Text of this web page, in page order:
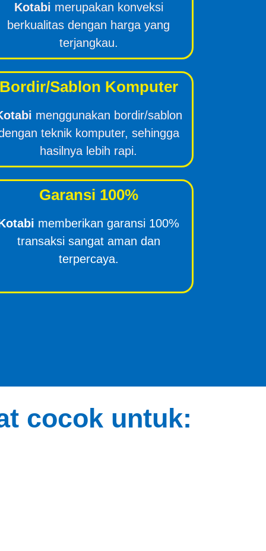
Kotabi merupakan konveksi
berkualitas dengan harga yang
terjangkau.
Sablon Komputer
menggunakan bordir/sablon
teknik komputer, sehingga
hasilnya lebih rapi.
Garansi 100%
memberikan garansi 100%
transaksi sangat aman dan
terpercaya.
cocok untuk: